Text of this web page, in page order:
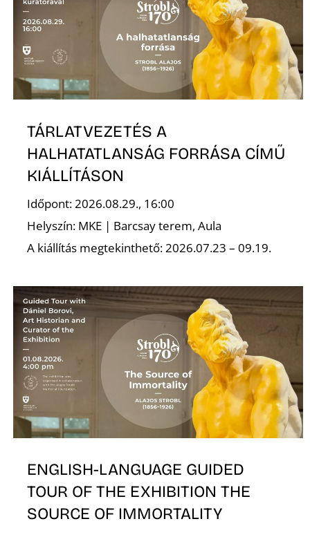
TÁRLATVEZETÉS A
HALHATATLANSÁG FORRÁSA CÍMŰ
KIÁLLÍTÁSON
Időpont: 2026.08.29., 16:00
Helyszín: MKE | Barcsay terem, Aula
A kiállítás megtekinthető: 2026.07.23 – 09.19.
ENGLISH-LANGUAGE GUIDED
TOUR OF THE EXHIBITION THE
SOURCE OF IMMORTALITY